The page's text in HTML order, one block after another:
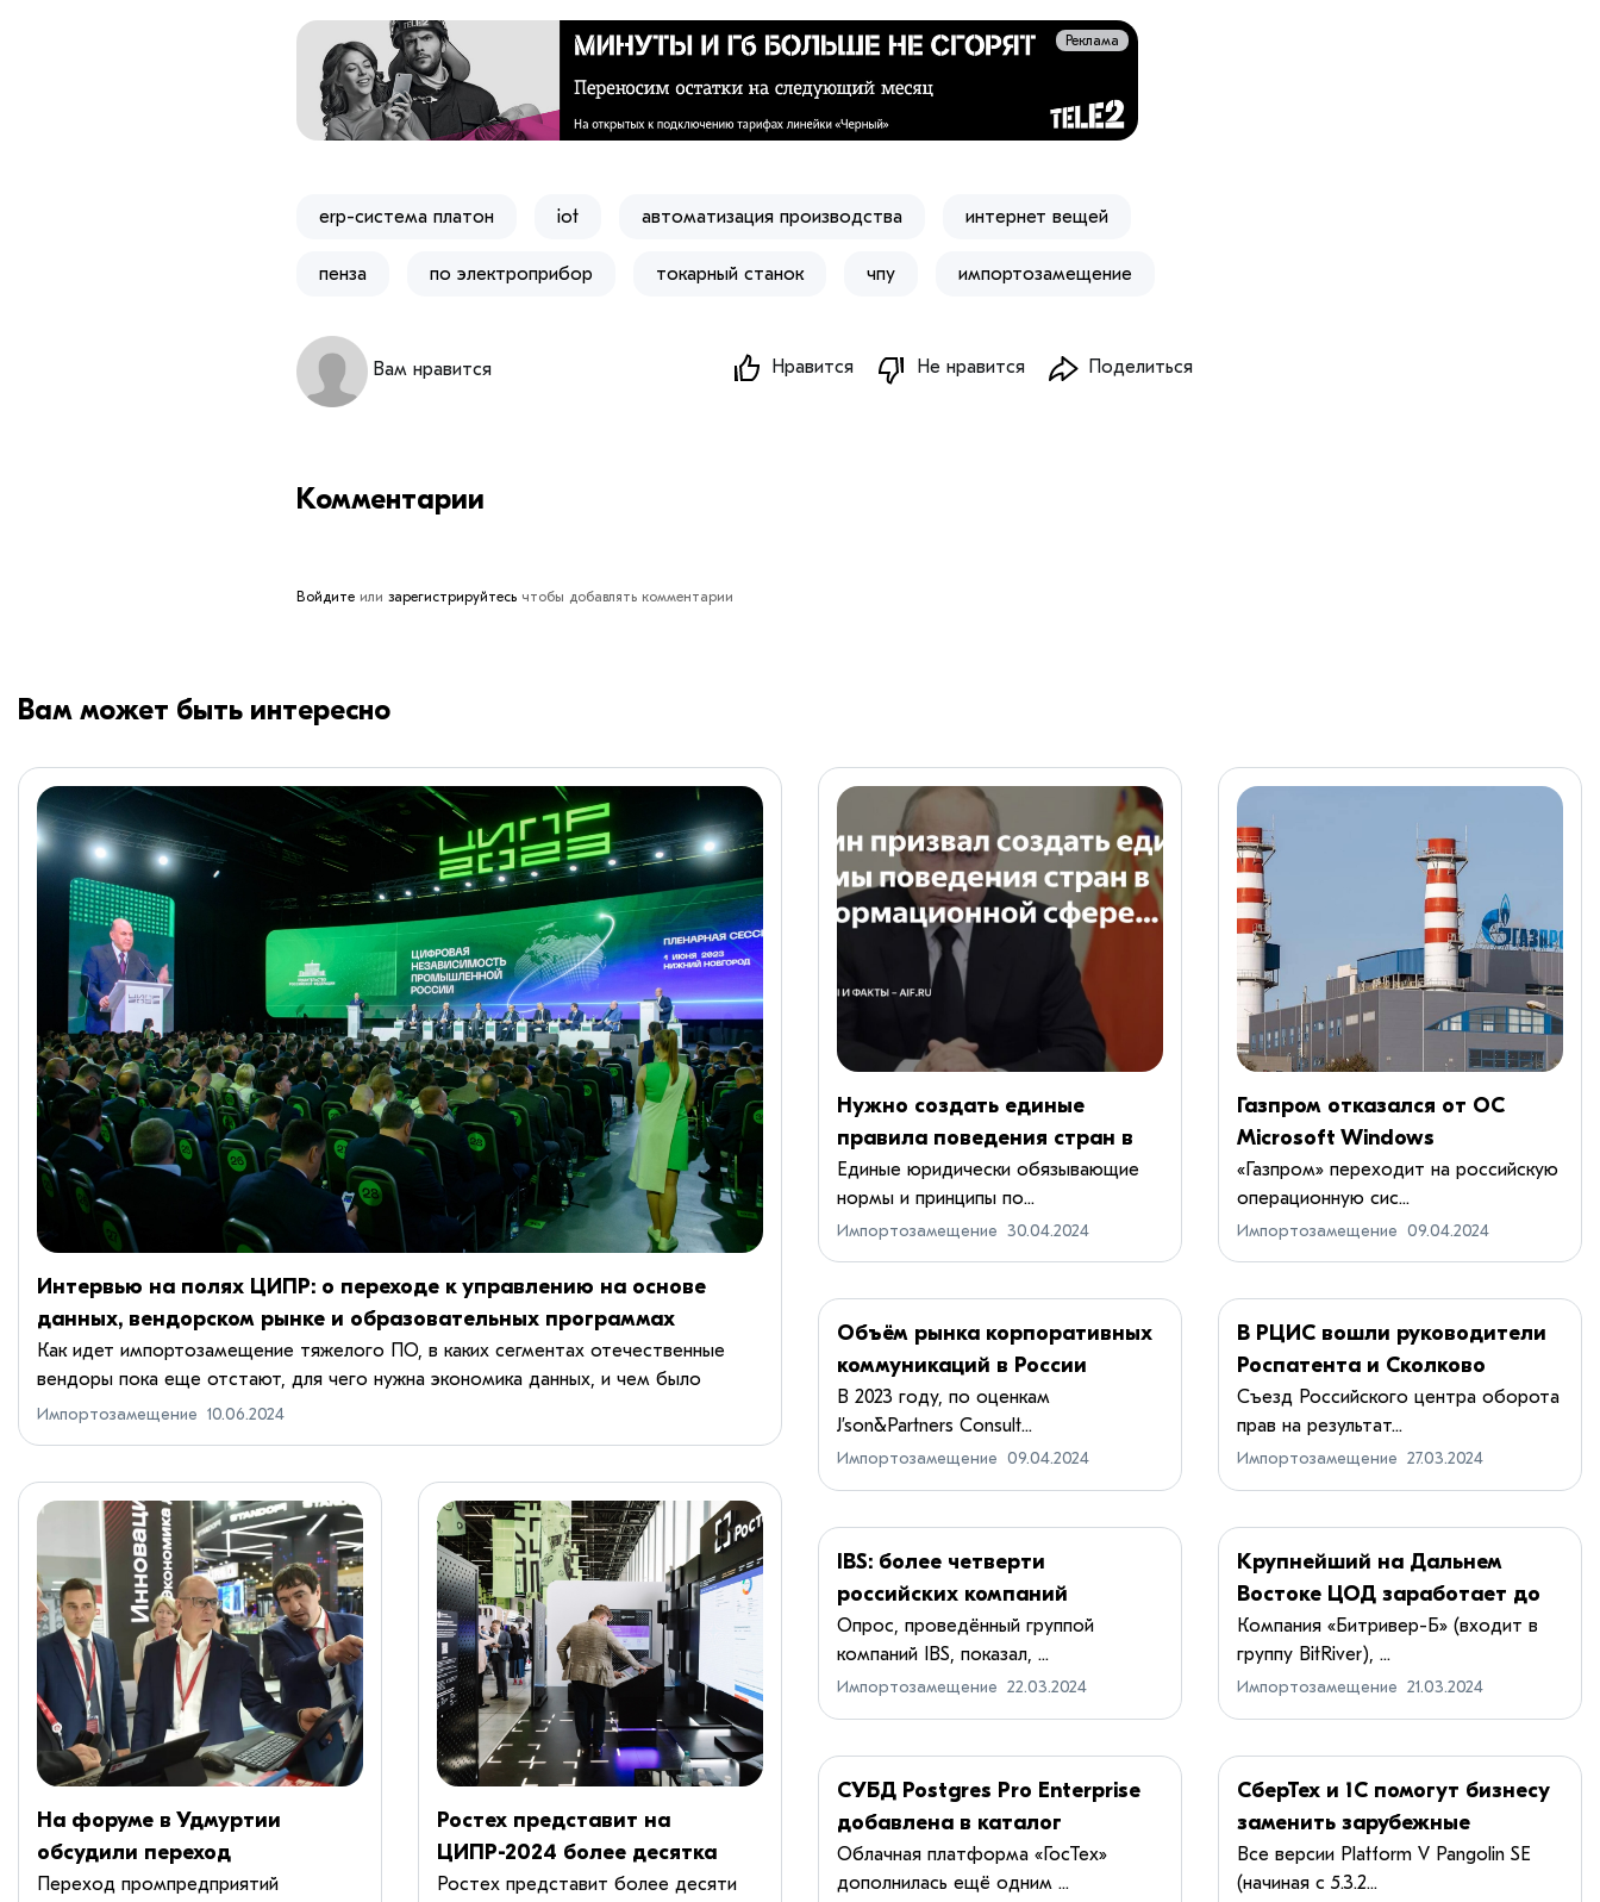
Реклама
erp-система платон iot автоматизация производства интернет вещей
пенза по электроприбор токарный станок чпу импортозамещение
Вам нравится Нравится Не нравится Поделиться
Комментарии
Войдите или зарегистрируйтесь чтобы добавлять комментарии
Вам может быть интересно
Интервью на полях ЦИПР: о переходе к управлению на основе
данных, вендорском рынке и образовательных программах
Как идет импортозамещение тяжелого ПО, в каких сегментах отечественные
вендоры пока еще отстают, для чего нужна экономика данных, и чем было
полезно участие в конференции – с журналом IT News в бли...
Импортозамещение 10.06.2024
На форуме в Удмуртии
обсудили переход
предприятий на цифровые
Переход промпредприятий
Ростех представит на
ЦИПР-2024 более десятка
импортозамещающих ИТ-
Ростех представит более десяти
Нужно создать единые
правила поведения стран в
информационной сфере
Единые юридически обязывающие
нормы и принципы по...
Импортозамещение 30.04.2024
Газпром отказался от ОС
Microsoft Windows
«Газпром» переходит на российскую
операционную сис...
Импортозамещение 09.04.2024
Объём рынка корпоративных
коммуникаций в России
превысил 80 млрд руб.
В 2023 году, по оценкам
J’son&Partners Consult...
Импортозамещение 09.04.2024
В РЦИС вошли руководители
Роспатента и Сколково
Съезд Российского центра оборота
прав на результат...
Импортозамещение 27.03.2024
IBS: более четверти
российских компаний
перешли на
импортонезависимые
альтернативы SAP
Опрос, проведённый группой
компаний IBS, показал, ...
Импортозамещение 22.03.2024
Крупнейший на Дальнем
Востоке ЦОД заработает до
конца 2024 года — его
мощность составит 100 МВт
Компания «Битривер-Б» (входит в
группу BitRiver), ...
Импортозамещение 21.03.2024
СУБД Postgres Pro Enterprise
добавлена в каталог
цифровых продуктов
платформы «ГосТех»
Облачная платформа «ГосТех»
дополнилась ещё одним ...
СберТех и 1С помогут бизнесу
заменить зарубежные
решения для управления
бизнес-процессами
Все версии Platform V Pangolin SE
(начиная с 5.3.2...